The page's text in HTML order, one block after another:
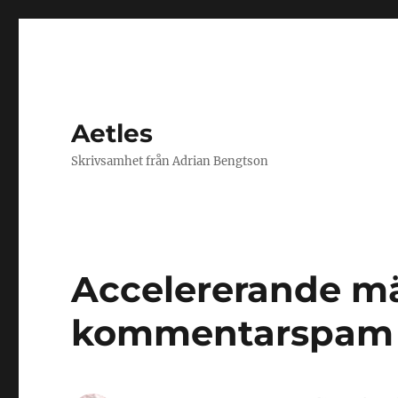
Aetles
Skrivsamhet från Adrian Bengtson
Accelererande
kommentarspam